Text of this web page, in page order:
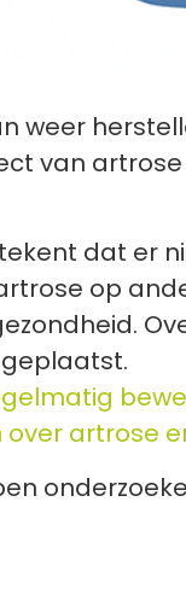
weer
van
dat er
op
artrose